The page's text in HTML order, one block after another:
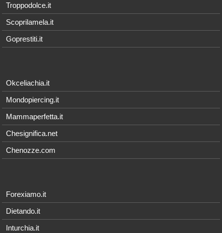
Troppodolce.it
Scoprilamela.it
Goprestiti.it
Okceliachia.it
Mondopiercing.it
Mammaperfetta.it
Chesignifica.net
Chenozze.com
Forexiamo.it
Dietando.it
Inturchia.it